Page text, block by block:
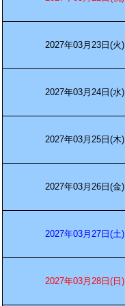
2027年03月23日(火)
2027年03月24日(水)
2027年03月25日(木)
2027年03月26日(金)
2027年03月27日(土)
2027年03月28日(日)